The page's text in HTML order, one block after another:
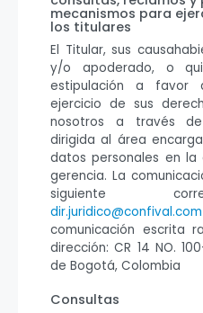
mecanismos para
los titulares
El Titular, sus
y/o apoderado, o
estipulación a favor
ejercicio de sus
nosotros a través de
dirigida al área
datos personales en la
gerencia. La
siguiente
dir.juridico@confival.com
comunicación escrita
dirección: CR 14 NO.
de Bogotá, Colombia
Consultas